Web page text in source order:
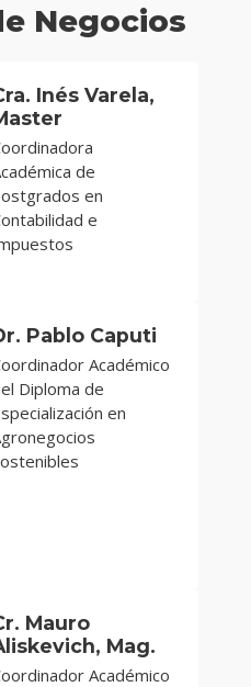
Negocios
Inés Varela,
de
en
e
Pablo Caputi
Académico
Diploma de
en
Mauro
Mag.
Académico